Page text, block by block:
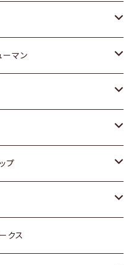
マン
プ
クス